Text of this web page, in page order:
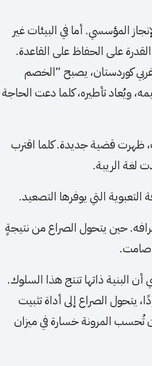
المؤسسي. أما في البيئات غير
على الحفاظ على القاعدة.
كوردستان، يصبح “الخصم
ويُعاد تأطيره، كلما دعت الحاجة
ظهرت قضية جديدة. كلما اقترب
لغة الريبة.
التي يوفرها التصعيد.
حين يتحول الصراع من نتيجةٍ
صامت.
أن البنية ذاتها تنتج هذا السلوك.
يتحول الصراع إلى أداة تثبيت
تُحسب المرونة خسارة في ميزان